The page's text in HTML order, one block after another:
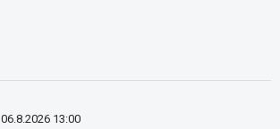
06.8.2026 13:00